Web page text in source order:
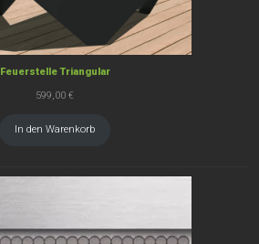
Feuerstelle Triangular
599,00 €
In den Warenkorb